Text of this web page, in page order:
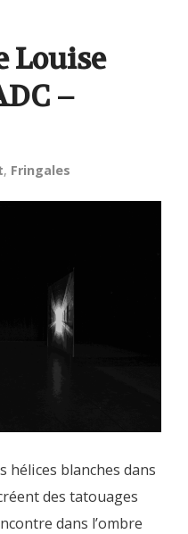
Louise
–
, Fringales
hélices blanches dans
des tatouages
dans l’ombre